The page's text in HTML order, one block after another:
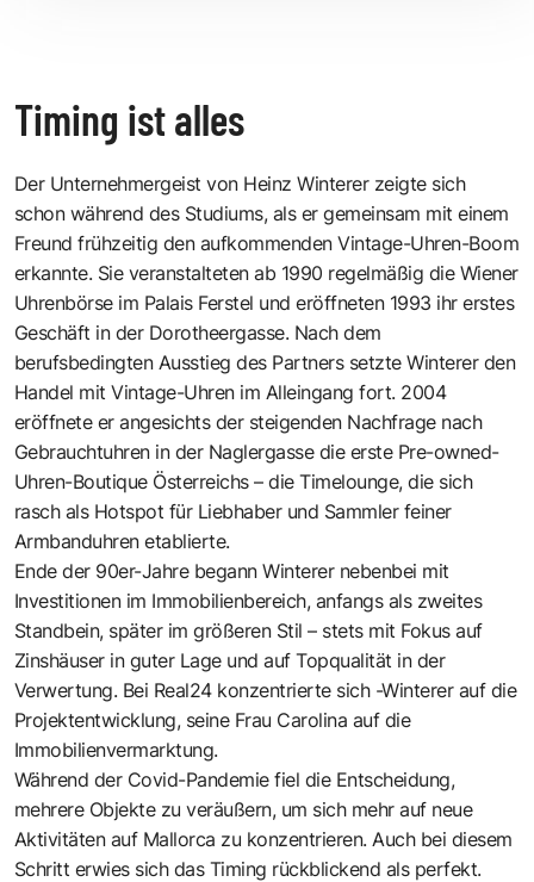
Timing ist alles
Der Unternehmergeist von Heinz Winterer zeigte sich
schon während des Studiums, als er gemeinsam mit einem
Freund frühzeitig den aufkommenden Vintage-Uhren-Boom
erkannte. Sie veranstalteten ab 1990 regelmäßig die Wiener
Uhrenbörse im Palais Ferstel und eröffneten 1993 ihr erstes
Geschäft in der Dorotheergasse. Nach dem
berufsbedingten Ausstieg des Partners setzte Winterer den
Handel mit Vintage-Uhren im Alleingang fort. 2004
eröffnete er angesichts der steigenden Nachfrage nach
Gebrauchtuhren in der Naglergasse die erste Pre-owned-
Uhren-Boutique Österreichs – die Timelounge, die sich
rasch als Hotspot für Liebhaber und Sammler feiner
Armbanduhren etablierte.
Ende der 90er-Jahre begann Winterer nebenbei mit
Investitionen im Immobilienbereich, anfangs als zweites
Standbein, später im größeren Stil – stets mit Fokus auf
Zinshäuser in guter Lage und auf Topqualität in der
Verwertung. Bei Real24 konzentrierte sich -Winterer auf die
Projektentwicklung, seine Frau Carolina auf die
Immobilienvermarktung.
Während der Covid-Pandemie fiel die Entscheidung,
mehrere Objekte zu veräußern, um sich mehr auf neue
Aktivitäten auf Mallorca zu konzentrieren. Auch bei diesem
Schritt erwies sich das Timing rückblickend als perfekt.